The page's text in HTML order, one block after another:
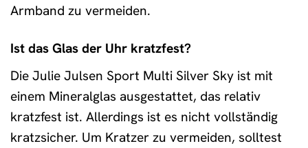
Armband zu vermeiden.
Ist das Glas der Uhr kratzfest?
Die Julie Julsen Sport Multi Silver Sky ist mit
einem Mineralglas ausgestattet, das relativ
kratzfest ist. Allerdings ist es nicht vollständig
kratzsicher. Um Kratzer zu vermeiden, solltest